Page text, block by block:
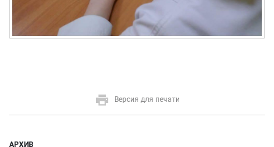
Версия для печати
АРХИВ